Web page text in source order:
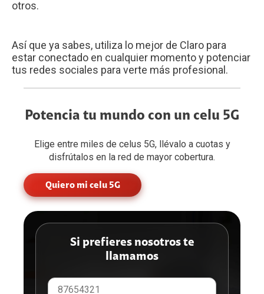
otros.
Así que ya sabes, utiliza lo mejor de Claro para
estar conectado en cualquier momento y potenciar
tus redes sociales para verte más profesional.
Potencia tu mundo con un celu 5G
Elige entre miles de celus 5G, llévalo a cuotas y
disfrútalos en la red de mayor cobertura.
Quiero mi celu 5G
Si prefieres nosotros te
llamamos